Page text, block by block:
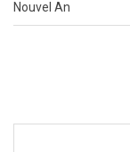
Nouvel An